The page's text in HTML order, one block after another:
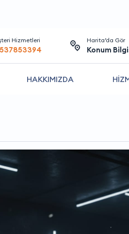
Hizmetleri Harita’da Gör
Konum
HAKKIMIZDA